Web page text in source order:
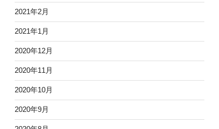
2021年2月
2021年1月
2020年12月
2020年11月
2020年10月
2020年9月